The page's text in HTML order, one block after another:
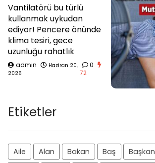
Vantilatörü bu türlü
kullanmak uykudan
ediyor! Pencere önünde
klima tesiri, gece
uzunluğu rahatlık
admin
Haziran 20,
2026
0
72
Etiketler
Aile Alan Bakan Baş Başkan